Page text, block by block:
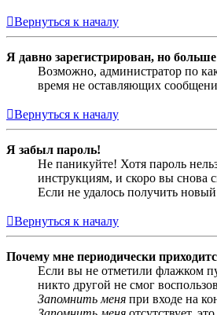
Вернуться к началу
Я давно зарегистрирован, но
Возможно, администратор по
время не оставляющих
Вернуться к началу
Я забыл пароль!
Не паникуйте! Хотя пароль
инструкциям, и скоро вы снова
Если не удалось получить
Вернуться к началу
Почему мне периодически
Если вы не отметили флажком
никто другой не смог
Запомнить меня при входе на